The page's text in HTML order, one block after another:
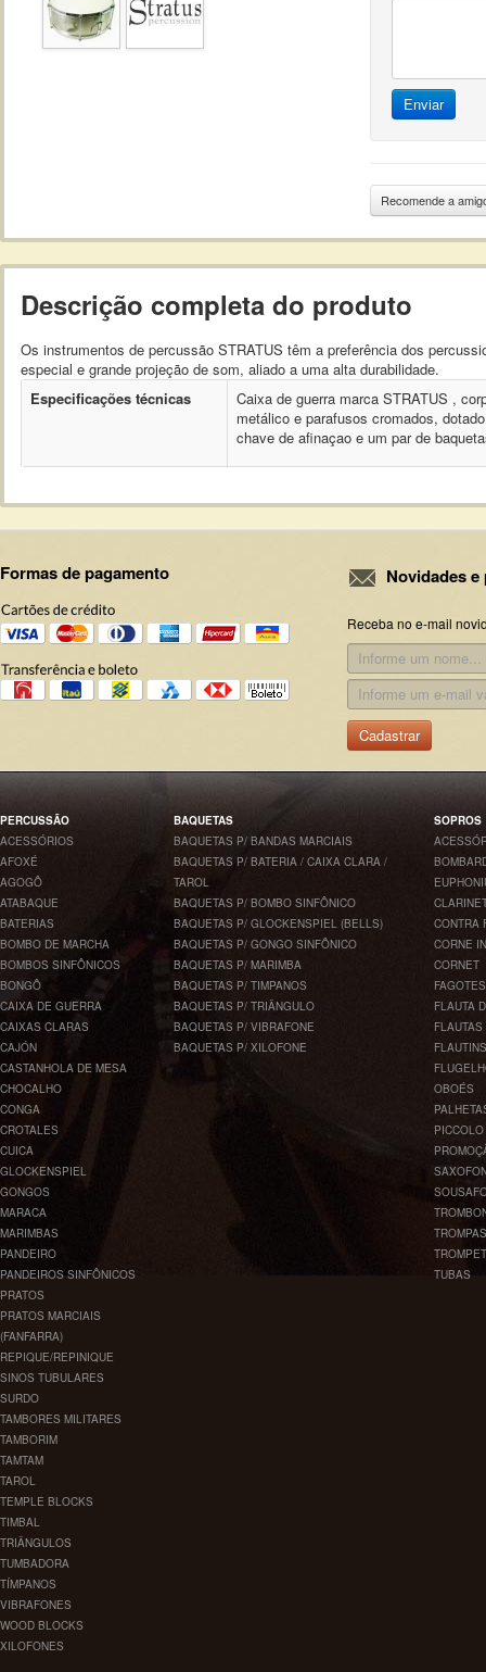
Enviar
Recomende a
Descrição completa do produto
Os instrumentos de percussão STRATUS têm a preferência dos
especial e grande projeção de som, aliado a uma alta durabilidade.
Especificações técnicas
Caixa de guerra marca STRATUS ,
metálico e parafusos cromados,
chave de afinaçao e um par de
Formas de pagamento Novidades
Receba no e-mail
Cadastrar
PERCUSSÃO
ACESSÓRIOS
AFOXÉ
AGOGÔ
ATABAQUE
BATERIAS
BOMBO DE MARCHA
BOMBOS SINFÔNICOS
BONGÔ
CAIXA DE GUERRA
CAIXAS CLARAS
CAJÓN
CASTANHOLA DE MESA
CHOCALHO
CONGA
CROTALES
CUICA
GLOCKENSPIEL
GONGOS
MARACA
MARIMBAS
PANDEIRO
PANDEIROS SINFÔNICOS
PRATOS
PRATOS MARCIAIS
(FANFARRA)
REPIQUE/REPINIQUE
SINOS TUBULARES
SURDO
TAMBORES MILITARES
TAMBORIM
TAMTAM
TAROL
TEMPLE BLOCKS
TIMBAL
TRIÂNGULOS
TUMBADORA
TÍMPANOS
VIBRAFONES
WOOD BLOCKS
XILOFONES
BAQUETAS
BAQUETAS P/ BANDAS MARCIAIS
BAQUETAS P/ BATERIA / CAIXA CLARA /
TAROL
BAQUETAS P/ BOMBO SINFÔNICO
BAQUETAS P/ GLOCKENSPIEL (BELLS)
BAQUETAS P/ GONGO SINFÔNICO
BAQUETAS P/ MARIMBA
BAQUETAS P/ TIMPANOS
BAQUETAS P/ TRIÂNGULO
BAQUETAS P/ VIBRAFONE
BAQUETAS P/ XILOFONE
SOPROS
CONTRA
CORNE
CORNET
FAGOTES
FLAUTA
FLAUTAS
FLAUTINS
OBOÉS
TROMPAS
TUBAS